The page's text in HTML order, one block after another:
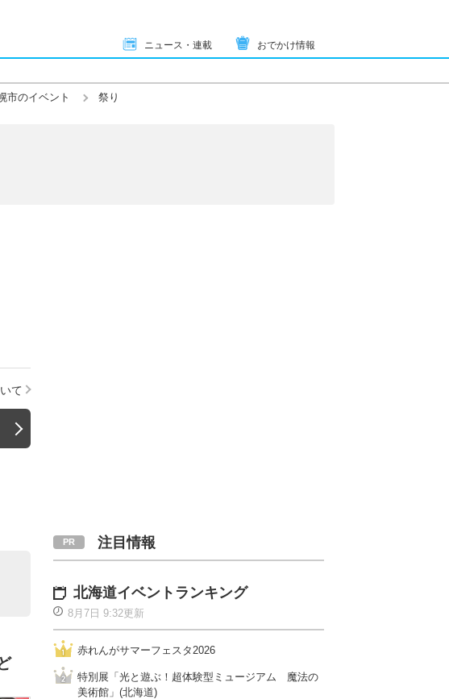
ニュース・連載 おでかけ情報
市のイベント 祭り
て
注目情報
北海道イベントランキング
8月7日 9:32更新
赤れんがサマーフェスタ2026
特別展「光と遊ぶ！超体験型ミュージアム 魔法の
美術館」(北海道)